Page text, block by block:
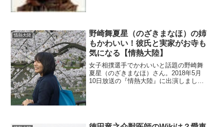
情熱大陸
野崎舞夏星（のざきまなほ）の姉
もかわいい！彼氏と実家がお寺も
気になる【情熱大陸】
女子相撲選手でかわいいと話題の野崎舞
夏星（のざきまなほ）さん。2018年5月
10日放送の『情熱大陸』に出演しまし